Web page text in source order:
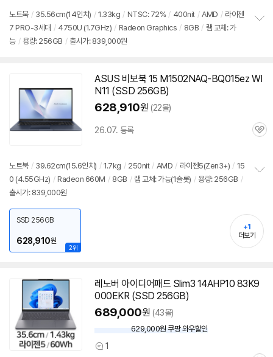
견
점
리
뷰
노트북 / 35.56cm(14인치) / 1.33kg / NTSC: 72% / 400nit / AMD / 라이젠
7 PRO-3세대 / 4750U (1.7GHz) / Radeon Graphics / 8GB / 램 교체: 가
능 / 용량: 256GB / 출시가: 839,000원
기
ASUS 비보북 15 M1502NAQ-BQ015ez WI
N11 (SSD 256GB)
628,910원 (22몰)
26.07. 등록
관
노트북 / 39.62cm(15.6인치) / 1.7kg / 250nit / AMD / 라이젠5(Zen3+) / 15
0 (4.55GHz) / Radeon 660M / 8GB / 램 교체: 가능(1슬롯) / 용량: 256GB /
출시가: 839,000원
기
2위
SSD 256GB
628,910원
+1
더보기
레노버 아이디어패드 Slim3 14AHP10 83K9
000EKR (SSD 256GB)
689,000원 (43몰)
우
할
629,000원 쿠팡 와우할인
상 1